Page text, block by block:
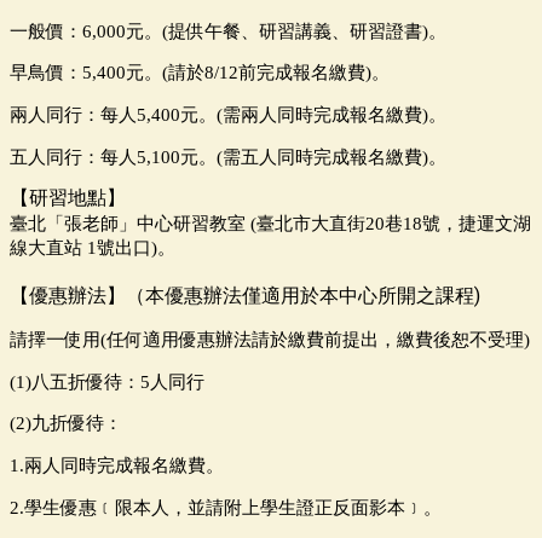
一般價：6,000元。(提供午餐、研習講義、研習證書)。
早鳥價：5,400元。(請於8/12前完成報名繳費)。
兩人同行：每人5,400元。(需兩人同時完成報名繳費)。
五人同行：每人5,100元。(需五人同時完成報名繳費)。
【研習地點】
臺北「張老師」中心研習教室 (臺北市大直街20巷18號，捷運文湖
線大直站 1號出口)。
【優惠辦法】（本優惠辦法僅適用於本中心所開之課程)
請擇一使用(任何適用優惠辦法請於繳費前提出，繳費後恕不受理)
(1)八五折優待： 5 人同行
(2)九折優待：
1.兩人同時完成報名繳費。
2.學生優惠﹝限本人，並請附上學生證正反面影本﹞。